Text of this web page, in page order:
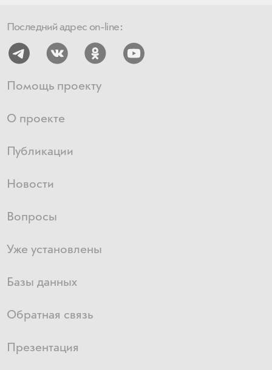
Последний адрес on-line:
Помощь проекту
О проекте
Публикации
Новости
Вопросы
Уже установлены
Базы данных
Обратная связь
Презентация